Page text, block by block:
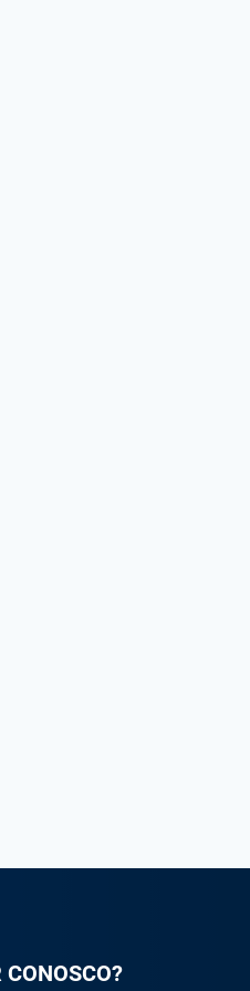
CONOSCO?